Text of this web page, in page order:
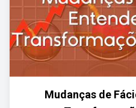
Mudanças de